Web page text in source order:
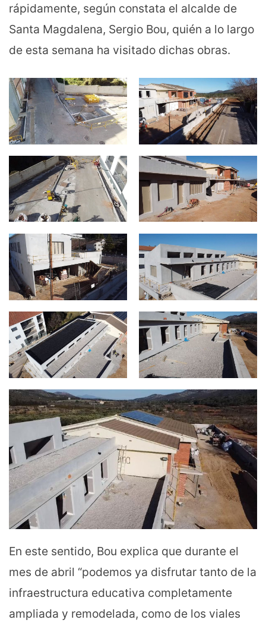
rápidamente, según constata el alcalde de
Santa Magdalena, Sergio Bou, quién a lo largo
de esta semana ha visitado dichas obras.
En este sentido, Bou explica que durante el
mes de abril “podemos ya disfrutar tanto de la
infraestructura educativa completamente
ampliada y remodelada, como de los viales